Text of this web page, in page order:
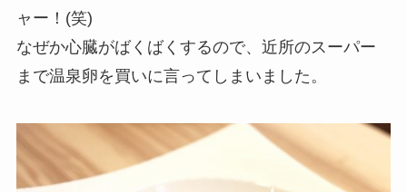
ャー！(笑)
なぜか心臓がばくばくするので、近所のスーパー
まで温泉卵を買いに言ってしまいました。